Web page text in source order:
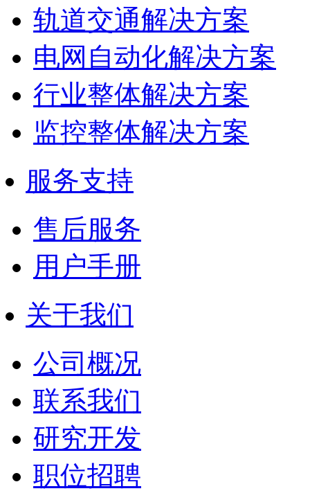
轨道交通解决方案
电网自动化解决方案
行业整体解决方案
监控整体解决方案
服务支持
售后服务
用户手册
关于我们
公司概况
联系我们
研究开发
职位招聘